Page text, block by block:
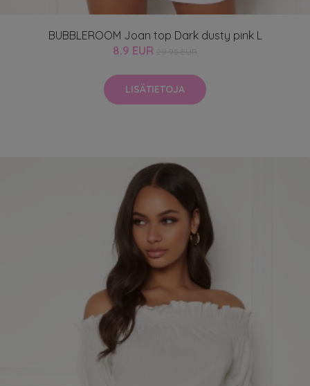
BUBBLEROOM Joan top Dark dusty pink L
8.9 EUR
LISÄTIETOJA